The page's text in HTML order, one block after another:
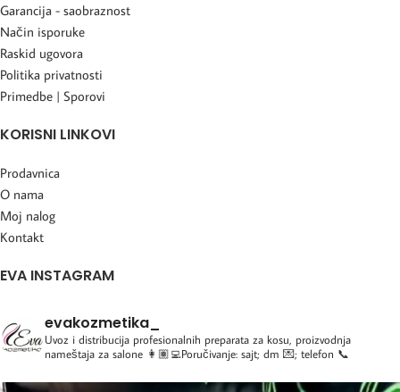
Garancija - saobraznost
Način isporuke
Raskid ugovora
Politika privatnosti
Primedbe | Sporovi
KORISNI LINKOVI
Prodavnica
O nama
Moj nalog
Kontakt
EVA INSTAGRAM
evakozmetika_
Uvoz i distribucija profesionalnih preparata za kosu, proizvodnja
nameštaja za salone 👩🏽‍💻Poručivanje: sajt; dm 💌; telefon 📞